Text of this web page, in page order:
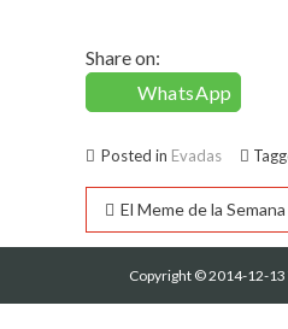
Share on:
WhatsApp
Posted in Evadas
Navegación
de
entradas
El Meme de la
Copyright © 2014-12-13